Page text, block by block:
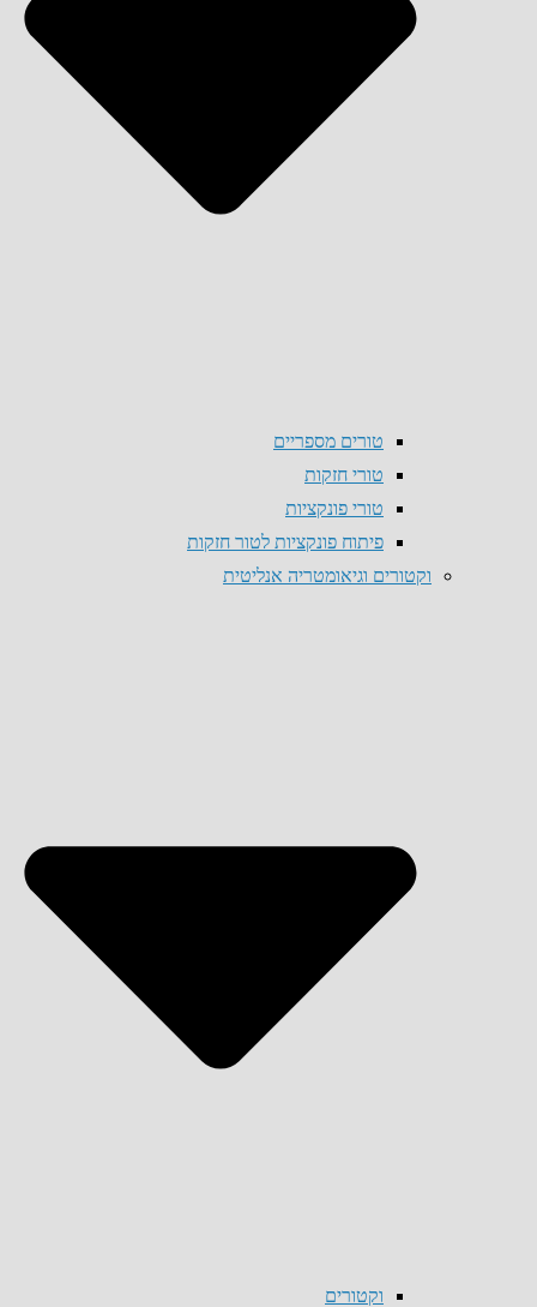
טורים מספריים
טורי חזקות
טורי פונקציות
פיתוח פונקציות לטור חזקות
וקטורים וגיאומטריה אנליטית
וקטורים